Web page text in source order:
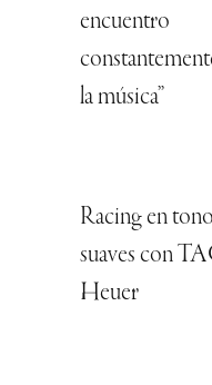
encuentro
la música”
Racing en
suaves con
Heuer